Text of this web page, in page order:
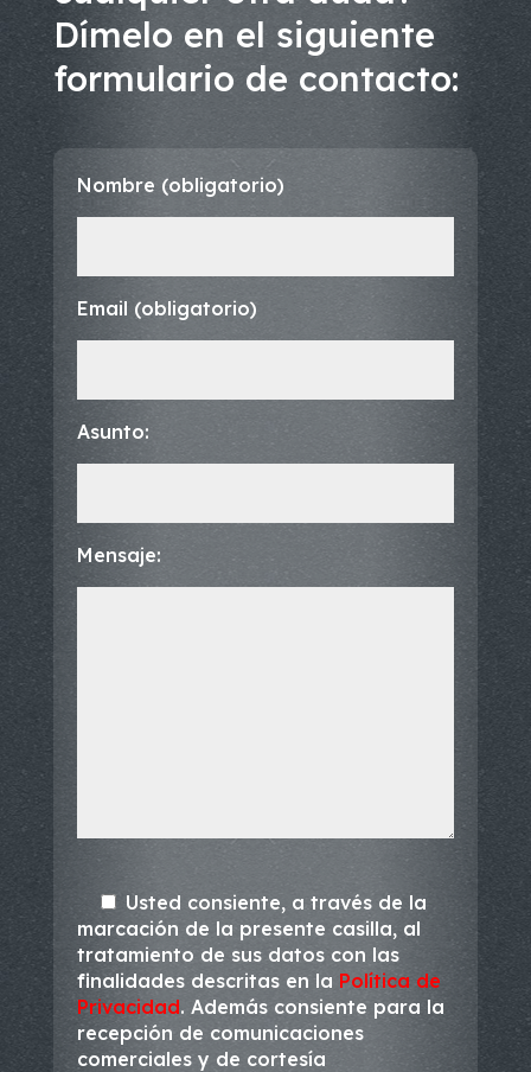
Dímelo en el siguiente
formulario de contacto:
Nombre (obligatorio)
Email (obligatorio)
Asunto:
Mensaje:
Usted consiente, a través de la
marcación de la presente casilla, al
tratamiento de sus datos con las
finalidades descritas en la Política de
Privacidad. Además consiente para la
recepción de comunicaciones
comerciales y de cortesía